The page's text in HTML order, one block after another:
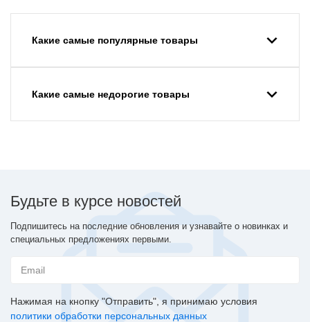
Какие самые популярные товары
Какие самые недорогие товары
Будьте в курсе новостей
Подпишитесь на последние обновления и узнавайте о новинках и
специальных предложениях первыми.
Нажимая на кнопку "Отправить", я принимаю условия
политики обработки персональных данных